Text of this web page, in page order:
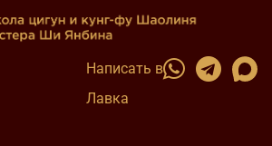
Написать в
Лавка